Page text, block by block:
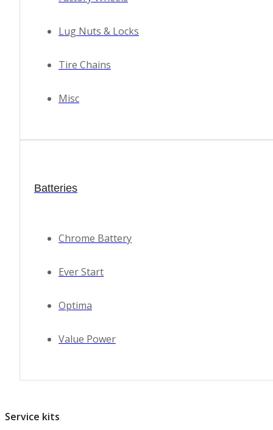
Lug Nuts & Locks
Tire Chains
Misc
Batteries
Chrome Battery
Ever Start
Optima
Value Power
Service kits
Hide similarities
Select the fields to be shown. Others will be hidden. Drag
Image
Rating
Stock
Availability
Weight